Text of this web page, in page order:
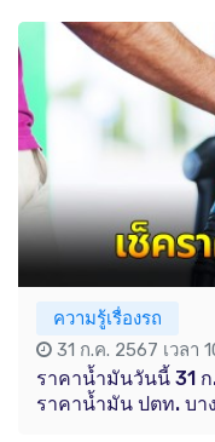
ความรู้เรื่องรถ
31 ก.ค. 2567 เวลา
ราคาน้ำมันวันนี้ 31
ราคาน้ำมัน ปตท. บา